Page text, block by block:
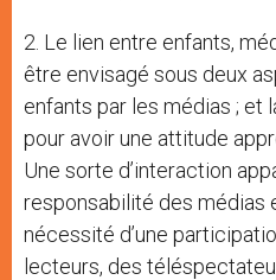
2. Le lien entre enfants,
être envisagé sous deux
enfants par les médias ; et
pour avoir une attitude
Une sorte d’interaction
responsabilité des médias
nécessité d’une
lecteurs, des